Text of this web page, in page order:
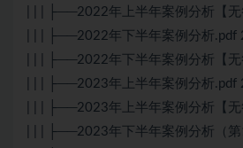
| | | ├──2022年上半年案例分析【
| | | ├──2022年下半年案例分析.pdf
| | | ├──2022年下半年案例分析【
| | | ├──2023年上半年案例分析.pdf
| | | ├──2023年上半年案例分析【
| | | ├──2023年下半年案例分析（